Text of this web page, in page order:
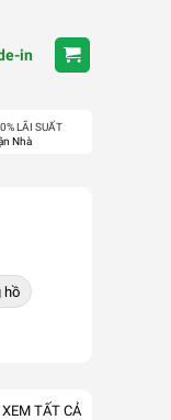
in
LÃI SUẤT
Nhà
hồ
XEM TẤT CẢ